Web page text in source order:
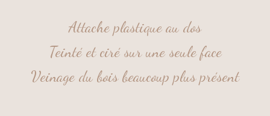
Attache plastique au dos
Teinté et ciré sur une seule face
Veinage du bois beaucoup plus présent